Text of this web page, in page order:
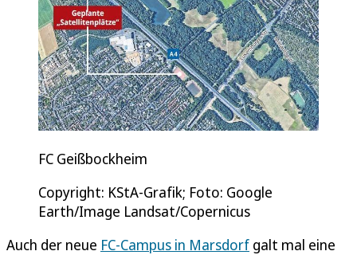
FC Geißbockheim
Copyright: KStA-Grafik; Foto: Google
Earth/Image Landsat/Copernicus
Auch der neue FC-Campus in Marsdorf galt mal eine